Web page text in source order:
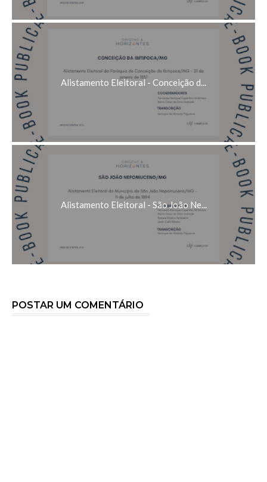
Alistamento Eleitoral - Conceição d...
Alistamento Eleitoral - São João Ne...
POSTAR UM COMENTÁRIO